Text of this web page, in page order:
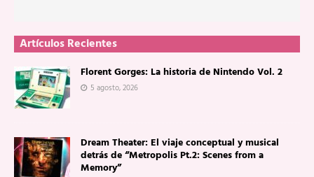
Artículos Recientes
Florent Gorges: La historia de Nintendo Vol. 2
5 agosto, 2026
Dream Theater: El viaje conceptual y musical
detrás de “Metropolis Pt.2: Scenes from a
Memory”